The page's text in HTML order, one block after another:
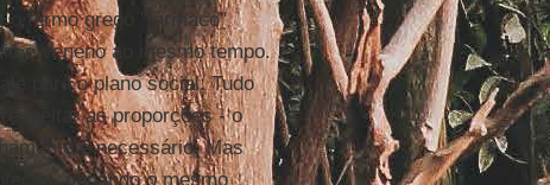
o termo grego "fármaco"
e veneno ao mesmo tempo.
para o plano social. Tudo
as proporções - o
é necessário. Mas
minando o mesmo